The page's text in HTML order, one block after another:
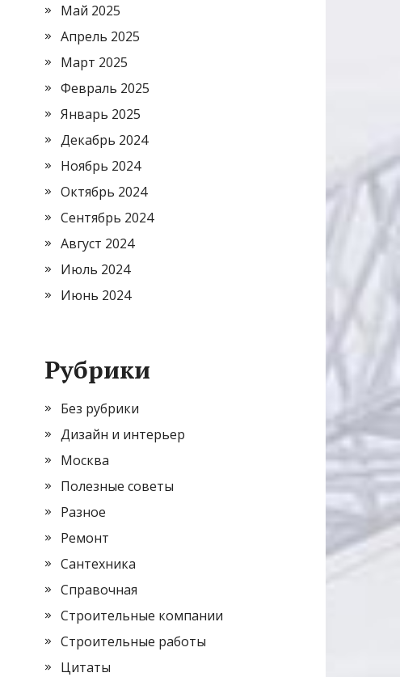
Май 2025
Апрель 2025
Март 2025
Февраль 2025
Январь 2025
Декабрь 2024
Ноябрь 2024
Октябрь 2024
Сентябрь 2024
Август 2024
Июль 2024
Июнь 2024
Рубрики
Без рубрики
Дизайн и интерьер
Москва
Полезные советы
Разное
Ремонт
Сантехника
Справочная
Строительные компании
Строительные работы
Цитаты